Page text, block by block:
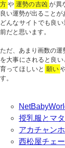
方 や 運勢の吉凶 が異
良い運勢が出ることが
どんなサイトでも良
前だと思います。
ただ、あまり画数の
を大事にされると良
育ってほしいと 願い
す。
授乳服とマ
アカチャン
西松屋チェ